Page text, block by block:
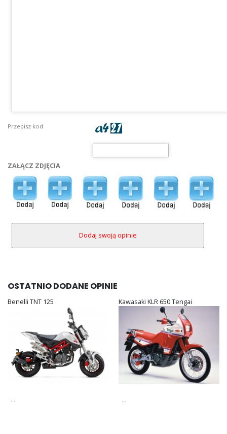
Przepisz kod
ZAŁĄCZ ZDJĘCIA
OSTATNIO DODANE OPINIE
Benelli TNT 125
...
Kawasaki KLR 650 Tengai
...